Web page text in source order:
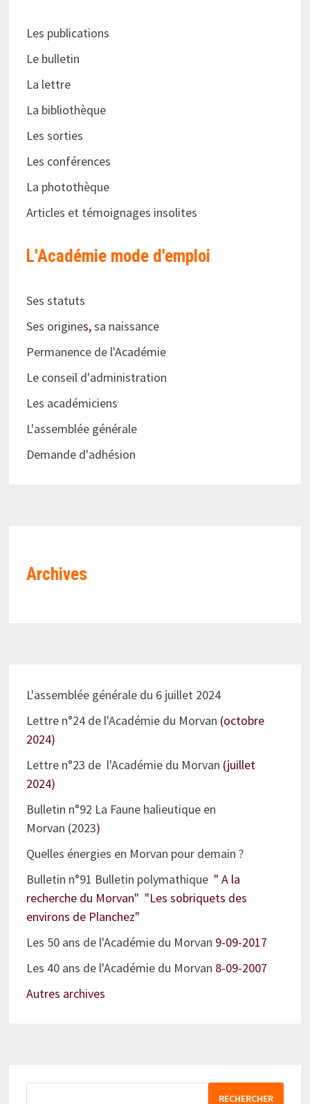
Les publications
Le bulletin
La lettre
La bibliothèque
Les sorties
Les conférences
La photothèque
Articles et témoignages insolites
L'Académie mode d'emploi
Ses statuts
Ses origines,sa naissance
Permanence de l'Académie
Le conseil d'administration
Les académiciens
L'assemblée générale
Demande d'adhésion
Archives
L'assemblée générale du 6 juillet 2024
Lettre n°24 de l'Académie du Morvan (octobre
2024)
Lettre n°23 de l'Académie du Morvan (juillet
2024)
Bulletin n°92 La Faune halieutique en
Morvan (2023)
Quelles énergies en Morvan pour demain ?
Bulletin n°91 Bulletin polymathique" A la
recherche du Morvan" "Les sobriquets des
environs de Planchez"
Les 50 ans de l'Académie du Morvan 9-09-2017
Les 40 ans de l'Académie du Morvan 8-09-2007
Autres archives
RECHERCHER